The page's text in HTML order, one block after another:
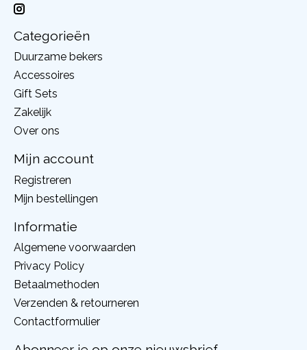
Categorieën
Duurzame bekers
Accessoires
Gift Sets
Zakelijk
Over ons
Mijn account
Registreren
Mijn bestellingen
Informatie
Algemene voorwaarden
Privacy Policy
Betaalmethoden
Verzenden & retourneren
Contactformulier